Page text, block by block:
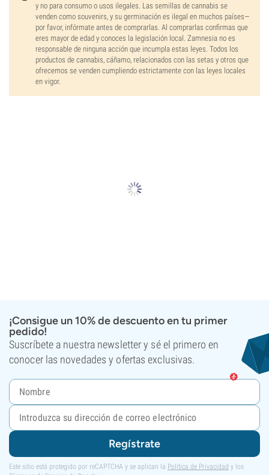
y no para consumo o usos ilegales. Las semillas de cannabis se
venden como souvenirs, y su germinación es ilegal en muchos países—
por favor, infórmate antes de comprarlas. Al comprarlas confirmas que
eres mayor de edad y conoces la legislación local. Zamnesia no es
responsable de ninguna acción que incumpla estas leyes. Todos los
productos de cannabis, cáñamo, relacionados con las setas y otros que
ofrecemos se venden cumpliendo estrictamente con las leyes locales
en vigor.
¡Consigue un 10% de descuento en tu primer
pedido!
Suscríbete a nuestra newsletter y sé el primero en
conocer las novedades y ofertas exclusivas.
Regístrate
Este sitio está protegido por reCAPTCHA y se aplican la Política de Privacidad y los